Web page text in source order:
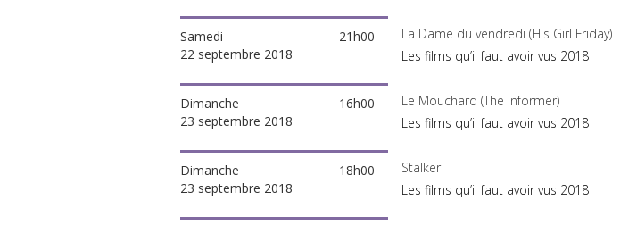
21h00
Samedi
22 septembre 2018
La Dame du vendredi (His Girl Friday)
Les films qu’il faut avoir vus 2018
16h00
Dimanche
23 septembre 2018
Le Mouchard (The Informer)
Les films qu’il faut avoir vus 2018
18h00
Dimanche
23 septembre 2018
Stalker
Les films qu’il faut avoir vus 2018